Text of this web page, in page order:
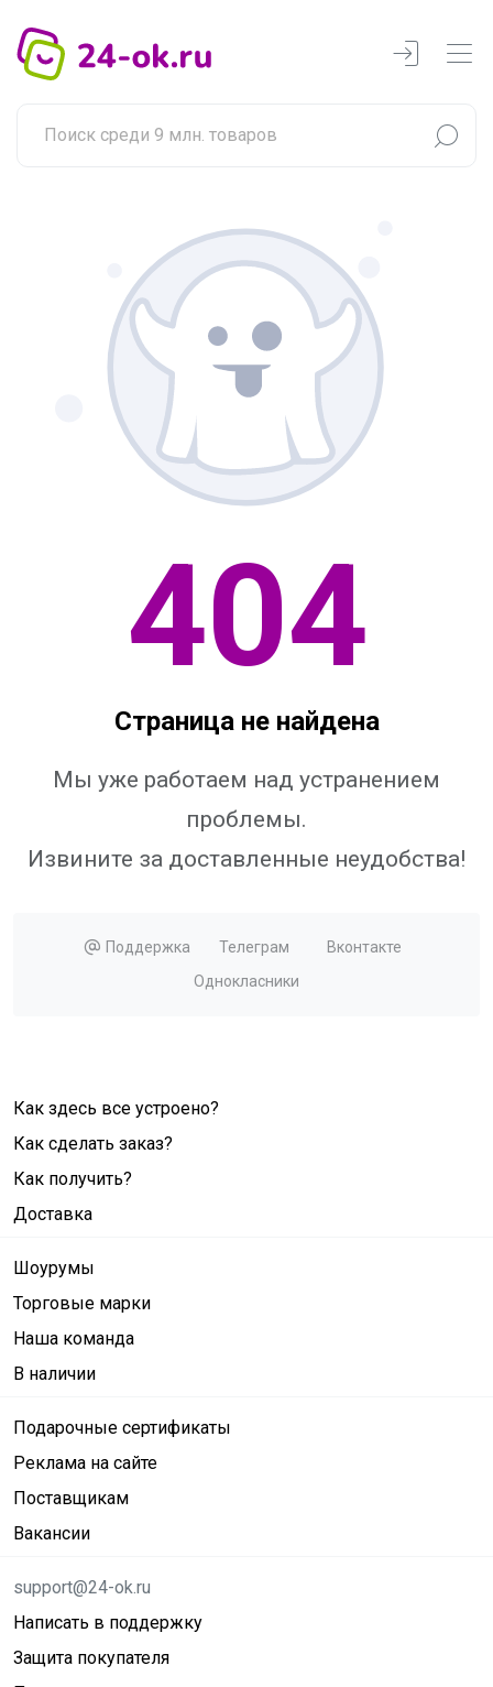
404
Страница не найдена
Мы уже работаем над устранением
проблемы.
Извините за доставленные неудобства!
Поддержка Телеграм
Вконтакте
Однокласники
Как здесь все устроено?
Как сделать заказ?
Как получить?
Доставка
Шоурумы
Торговые марки
Наша команда
В наличии
Подарочные сертификаты
Реклама на сайте
Поставщикам
Вакансии
support@24-ok.ru
Написать в поддержку
Защита покупателя